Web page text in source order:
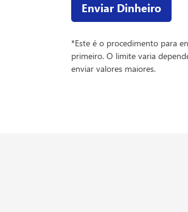
Enviar Dinheiro
*Este é o procedimento para
primeiro. O limite varia
enviar valores maiores.